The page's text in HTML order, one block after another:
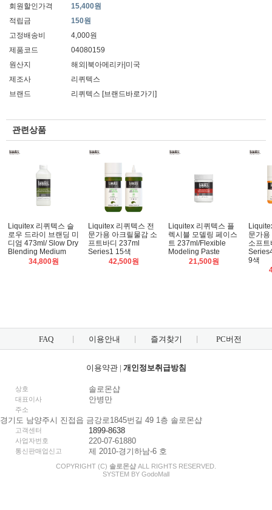
회원할인가격
15,400원
적립금
150원
고정배송비
4,000원
제품코드
04080159
원산지
해외|북아메리카|미국
제조사
리퀴텍스
브랜드
리퀴텍스 [브랜드바로가기]
관련상품
Liquitex 리퀴텍스 슬
로우 드라이 브랜딩 미
디엄 473ml/ Slow Dry
Blending Medium
34,800원
Liquitex 리퀴텍스 전
문가용 아크릴물감 소
프트바디 237ml
Series1 15색
42,500원
Liquitex 리퀴텍스 플
렉시블 모델링 페이스
트 237ml/Flexible
Modeling Paste
21,500원
문가
소프
9색
FAQ 이용안내 즐겨찾기 PC버전
이용약관| 개인정보취급방침
상호 솔로몬샵
대표이사 안병만
주소
경기도 남양주시 진접읍 금강로1845번길 49 1층 솔로몬샵
고객센터 1899-8638
사업자번호 220-07-61880
통신판매업신고 제 2010-경기하남-6 호
COPYRIGHT (C) 솔로몬샵 ALL RIGHTS RESERVED.
SYSTEM BY GodoMall